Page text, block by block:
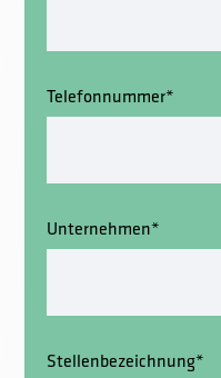
Telefonnummer*
Unternehmen*
Stellenbezeichnung*